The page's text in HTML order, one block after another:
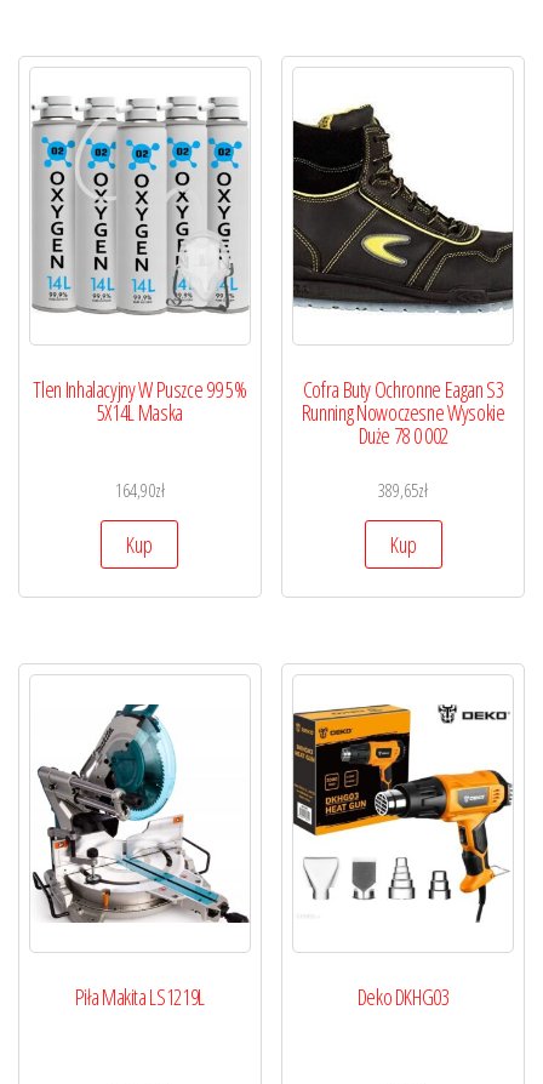
Tlen Inhalacyjny W Puszce 99 5%
5X14L Maska
164,90zł
Kup
Cofra Buty Ochronne Eagan S3
Running Nowoczesne Wysokie
Duże 78 0 002
389,65zł
Kup
Piła Makita LS1219L Deko DKHG03